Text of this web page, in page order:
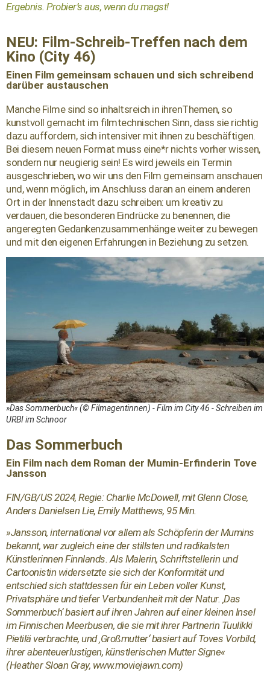
Ergebnis. Probier’s aus, wenn du magst!
NEU: Film-Schreib-Treffen nach dem
Kino (City 46)
Einen Film gemeinsam schauen und sich schreibend
darüber austauschen
Manche Filme sind so inhaltsreich in ihrenThemen, so
kunstvoll gemacht im filmtechnischen Sinn, dass sie richtig
dazu auffordern, sich intensiver mit ihnen zu beschäftigen.
Bei diesem neuen Format muss eine*r nichts vorher wissen,
sondern nur neugierig sein! Es wird jeweils ein Termin
ausgeschrieben, wo wir uns den Film gemeinsam anschauen
und, wenn möglich, im Anschluss daran an einem anderen
Ort in der Innenstadt dazu schreiben: um kreativ zu
verdauen, die besonderen Eindrücke zu benennen, die
angeregten Gedankenzusammenhänge weiter zu bewegen
und mit den eigenen Erfahrungen in Beziehung zu setzen.
»Das Sommerbuch« (© Filmagentinnen) - Film im City 46 - Schreiben im
URBI im Schnoor
Das Sommerbuch
Ein Film nach dem Roman der Mumin-Erfinderin Tove
Jansson
FIN/GB/US 2024, Regie: Charlie McDowell, mit Glenn Close,
Anders Danielsen Lie, Emily Matthews, 95 Min.
»Jansson, international vor allem als Schöpferin der Mumins
bekannt, war zugleich eine der stillsten und radikalsten
Künstlerinnen Finnlands. Als Malerin, Schriftstellerin und
Cartoonistin widersetzte sie sich der Konformität und
entschied sich stattdessen für ein Leben voller Kunst,
Privatsphäre und tiefer Verbundenheit mit der Natur. ‚Das
Sommerbuch‘ basiert auf ihren Jahren auf einer kleinen Insel
im Finnischen Meerbusen, die sie mit ihrer Partnerin Tuulikki
Pietilä verbrachte, und ‚Großmutter‘ basiert auf Toves Vorbild,
ihrer abenteuerlustigen, künstlerischen Mutter Signe«
(Heather Sloan Gray, www.moviejawn.com)